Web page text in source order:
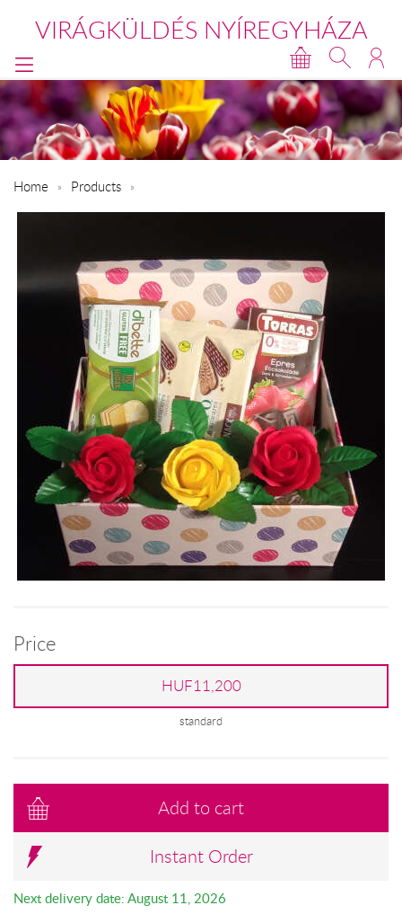
VIRÁGKÜLDÉS NYÍREGYHÁZA
Home Products
Price
HUF11,200
standard
Add to cart
Instant Order
Next delivery date: August 11, 2026